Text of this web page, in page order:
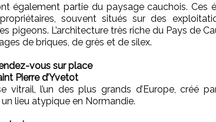
également partie du paysage cauchois. Ces
souvent situés sur des
pigeons. L’architecture très riche du Pays de
de briques, de grès et de silex.
vous sur place
Pierre d’Yvetot
vitrail, l’un des plus grands d’Europe, créé
lieu atypique en Normandie.